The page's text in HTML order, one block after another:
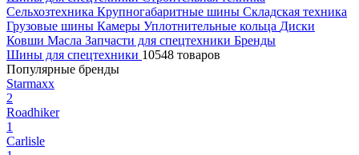
Сельхозтехника Крупногабаритные шины Складская техника
Грузовые шины Камеры Уплотнительные кольца Диски
Ковши Масла Запчасти для спецтехники Бренды
Шины для спецтехники 10548 товаров
Популярные бренды
Starmaxx
2
Roadhiker
1
Carlisle